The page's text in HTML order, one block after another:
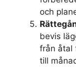
och
bevis
från åtal
till